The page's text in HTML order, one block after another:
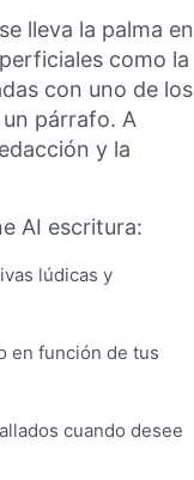
lleva la palma en
como la
con uno de los
párrafo. A
y la
AI escritura:
lúdicas y
en función de tus
cuando desee